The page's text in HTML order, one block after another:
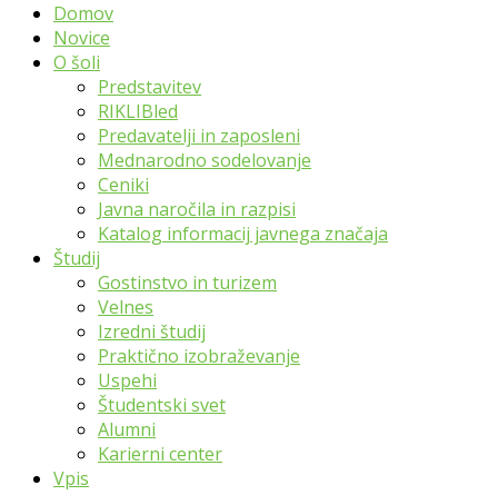
Domov
Novice
O šoli
Predstavitev
RIKLIBled
Predavatelji in zaposleni
Mednarodno sodelovanje
Ceniki
Javna naročila in razpisi
Katalog informacij javnega značaja
Študij
Gostinstvo in turizem
Velnes
Izredni študij
Praktično izobraževanje
Uspehi
Študentski svet
Alumni
Karierni center
Vpis